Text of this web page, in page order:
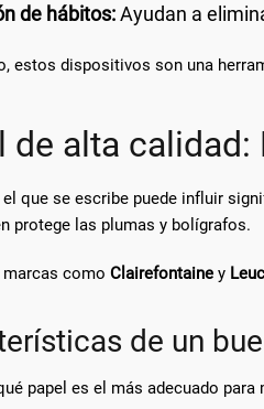
de hábitos:Ayudan a
estos dispositivos son una
de alta
el que se escribe puede influir
protege las plumas y bolígrafos.
marcas como Clairefontaine y
de un
papel es el más adecuado